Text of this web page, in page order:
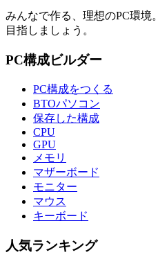
みんなで作る、理想のPC環境。
目指しましょう。
PC構成ビルダー
PC構成をつくる
BTOパソコン
保存した構成
CPU
GPU
メモリ
マザーボード
モニター
マウス
キーボード
人気ランキング